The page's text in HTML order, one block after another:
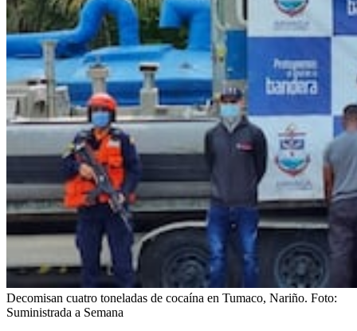
Decomisan cuatro toneladas de cocaína en Tumaco, Nariño. Foto:
Suministrada a Semana